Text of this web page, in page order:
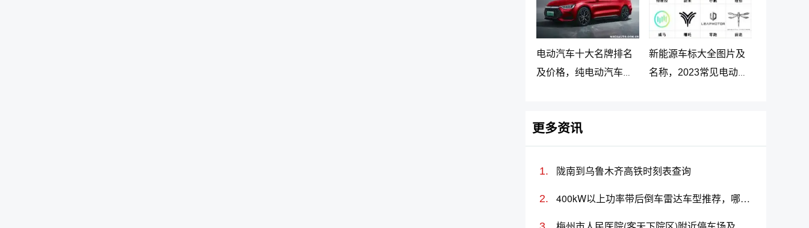
电动汽车十大名牌排名
及价格，纯电动汽车排
新能源车标大全图片及
名称，2023常见电动汽
更多资讯
陇南到乌鲁木齐高铁时刻表查询
400kW以上功率带后倒车雷达车型推荐，哪款车好？价格多少